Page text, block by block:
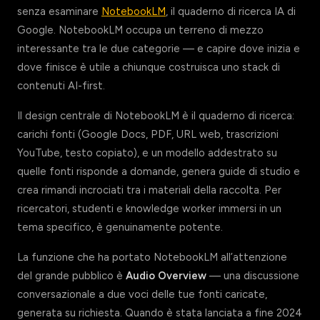
senza esaminare NotebookLM, il quaderno di ricerca IA di
Google. NotebookLM occupa un terreno di mezzo
interessante tra le due categorie — e capire dove inizia e
dove finisce è utile a chiunque costruisca uno stack di
contenuti AI-first.
Il design centrale di NotebookLM è il quaderno di ricerca:
carichi fonti (Google Docs, PDF, URL web, trascrizioni
YouTube, testo copiato), e un modello addestrato su
quelle fonti risponde a domande, genera guide di studio e
crea rimandi incrociati tra i materiali della raccolta. Per
ricercatori, studenti e knowledge worker immersi in un
tema specifico, è genuinamente potente.
La funzione che ha portato NotebookLM all’attenzione
del grande pubblico è Audio Overview — una discussione
conversazionale a due voci delle tue fonti caricate,
generata su richiesta. Quando è stata lanciata a fine 2024